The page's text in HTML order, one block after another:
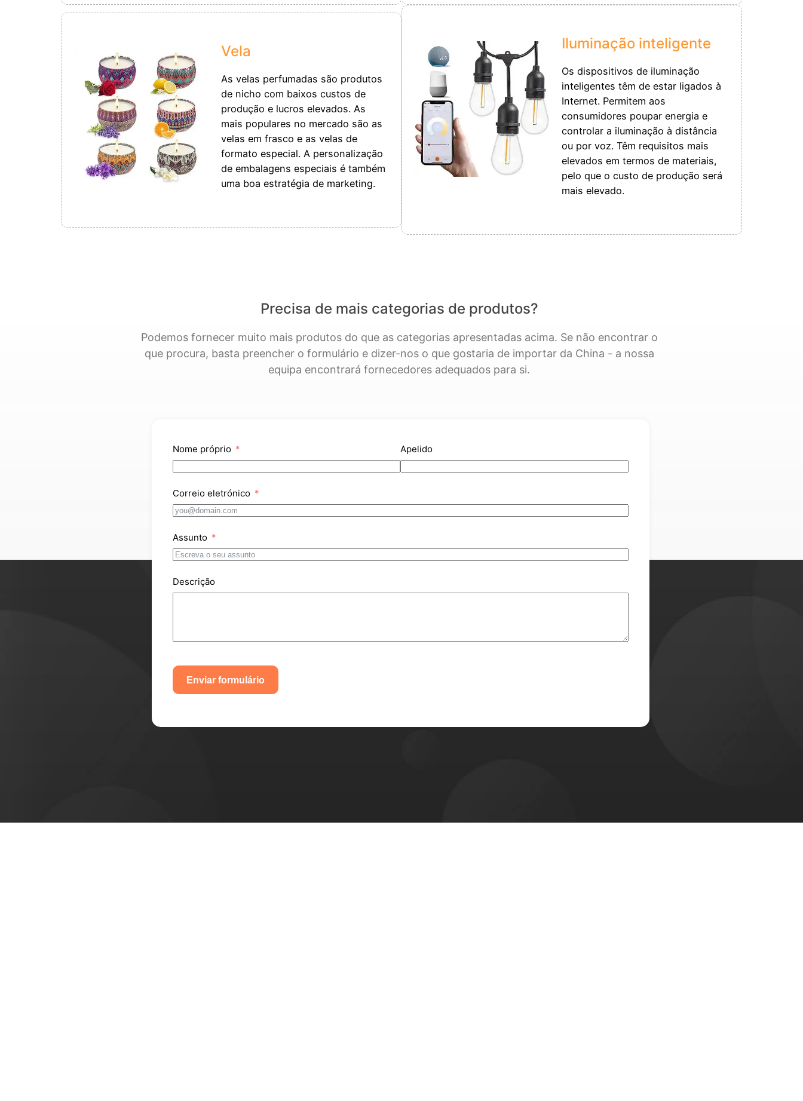
Vela
As velas perfumadas são produtos
de nicho com baixos custos de
produção e lucros elevados. As
mais populares no mercado são as
velas em frasco e as velas de
formato especial. A personalização
de embalagens especiais é também
uma boa estratégia de marketing.
Iluminação inteligente
Os dispositivos de iluminação
inteligentes têm de estar ligados à
Internet. Permitem aos
consumidores poupar energia e
controlar a iluminação à distância
ou por voz. Têm requisitos mais
elevados em termos de materiais,
pelo que o custo de produção será
mais elevado.
Precisa de mais categorias de produtos?
Podemos fornecer muito mais produtos do que as categorias apresentadas acima. Se não encontrar o
que procura, basta preencher o formulário e dizer-nos o que gostaria de importar da China - a nossa
equipa encontrará fornecedores adequados para si.
Nome próprio Apelido
Correio eletrónico
Assunto
Descrição
Enviar formulário